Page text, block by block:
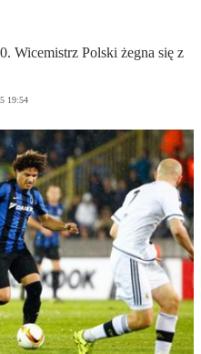
Wicemistrz Polski żegna się z
19:54